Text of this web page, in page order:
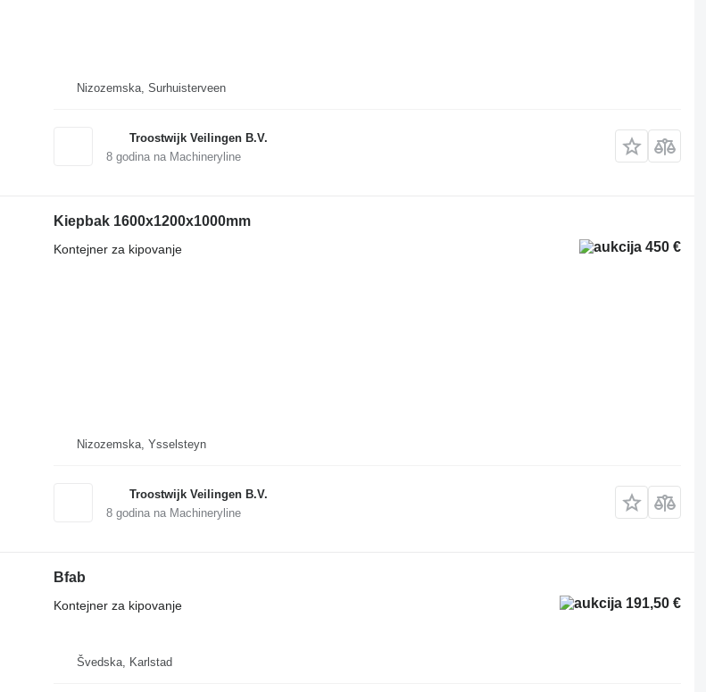
Nizozemska, Surhuisterveen
Troostwijk Veilingen B.V.
8godina na Machineryline
Kiepbak 1600x1200x1000mm
450 €
Kontejner za kipovanje
Nizozemska, Ysselsteyn
Troostwijk Veilingen B.V.
8godina na Machineryline
Bfab
191,50 €
Kontejner za kipovanje
Švedska, Karlstad